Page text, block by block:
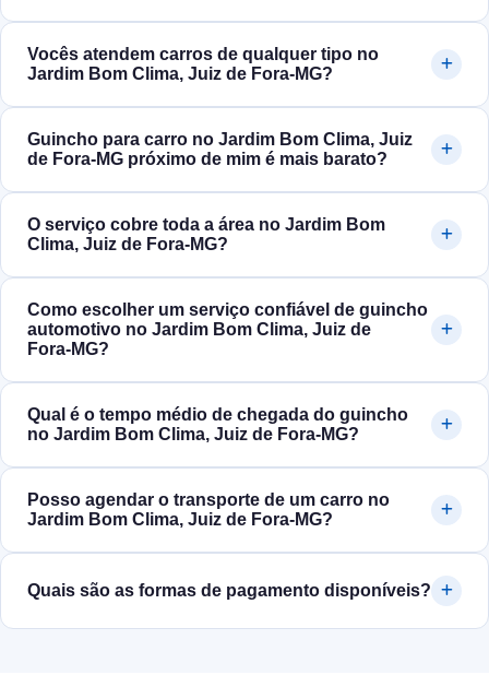
Vocês atendem carros de qualquer tipo no
Jardim Bom Clima, Juiz de Fora‑MG?
Guincho para carro no Jardim Bom Clima, Juiz
de Fora‑MG próximo de mim é mais barato?
O serviço cobre toda a área no Jardim Bom
Clima, Juiz de Fora‑MG?
Como escolher um serviço confiável de guincho
automotivo no Jardim Bom Clima, Juiz de
Fora‑MG?
Qual é o tempo médio de chegada do guincho
no Jardim Bom Clima, Juiz de Fora‑MG?
Posso agendar o transporte de um carro no
Jardim Bom Clima, Juiz de Fora‑MG?
Quais são as formas de pagamento disponíveis?